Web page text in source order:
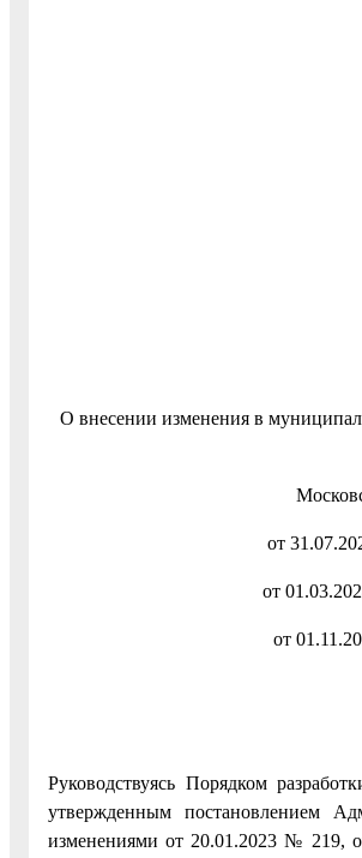
О внесении изменения в
от
от
от
Руководствуясь Порядком
утвержденным постановлением
изменениями от 20.01.2023 № 219,